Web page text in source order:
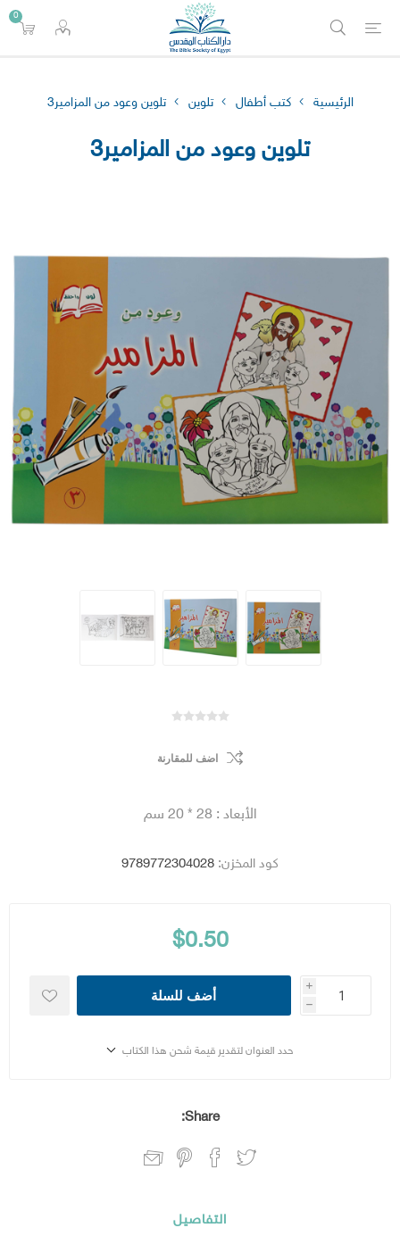
0
الرئيسية كتب أطفال تلوين تلوين وعود من المزامير3
تلوين وعود من المزامير3
اضف للمقارنة
الأبعاد : 28 * 20 سم
كود المخزن: 9789772304028
$0.50
i
h
أضف للسلة
حدد العنوان لتقدير قيمة شحن هذا الكتاب
Share:
التفاصيل